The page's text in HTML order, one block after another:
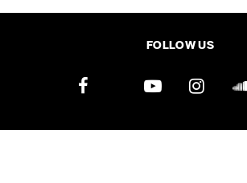
FOLLOW US